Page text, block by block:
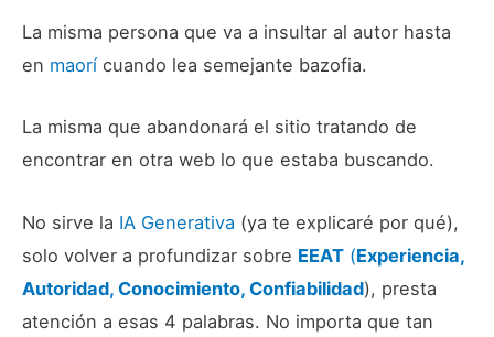
La misma persona que va a insultar al autor hasta
en maorícuando lea semejante bazofia.
La misma que abandonará el sitio tratando de
encontrar en otra web lo que estaba buscando.
No sirve la IA Generativa (ya te explicaré por qué),
solo volver a profundizar sobre EEAT (Experiencia,
Autoridad, Conocimiento, Confiabilidad), presta
atención a esas 4 palabras. No importa que tan